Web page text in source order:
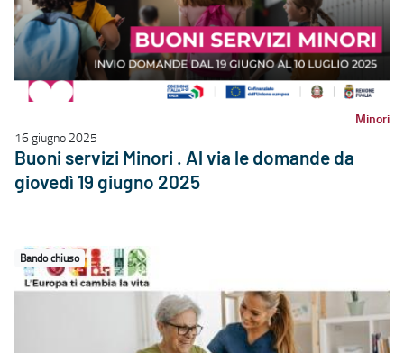
Minori
16 giugno 2025
Buoni servizi Minori . Al via le domande da
giovedì 19 giugno 2025
Bando chiuso